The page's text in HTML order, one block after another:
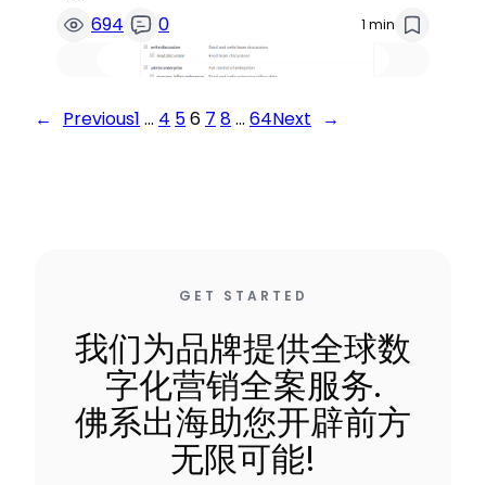
694 0 1 min
← Previous1 … 4 56 7 8… 64Next →
GET STARTED
我们为品牌提供全球数
字化营销全案服务.
佛系出海助您开辟前方
无限可能!